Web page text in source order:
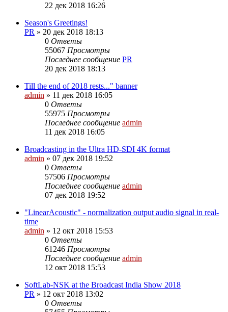
22 дек 2018 16:26
Season's Greetings!
PR » 20 дек 2018 18:13
0 Ответы
55067 Просмотры
Последнее сообщение PR
20 дек 2018 18:13
Till the end of 2018 rests..." banner
admin » 11 дек 2018 16:05
0 Ответы
55975 Просмотры
Последнее сообщение admin
11 дек 2018 16:05
Broadcasting in the Ultra HD-SDI 4K format
admin » 07 дек 2018 19:52
0 Ответы
57506 Просмотры
Последнее сообщение admin
07 дек 2018 19:52
"LinearAcoustic" - normalization output audio signal in real-
time
admin » 12 окт 2018 15:53
0 Ответы
61246 Просмотры
Последнее сообщение admin
12 окт 2018 15:53
SoftLab-NSK at the Broadcast India Show 2018
PR » 12 окт 2018 13:02
0 Ответы